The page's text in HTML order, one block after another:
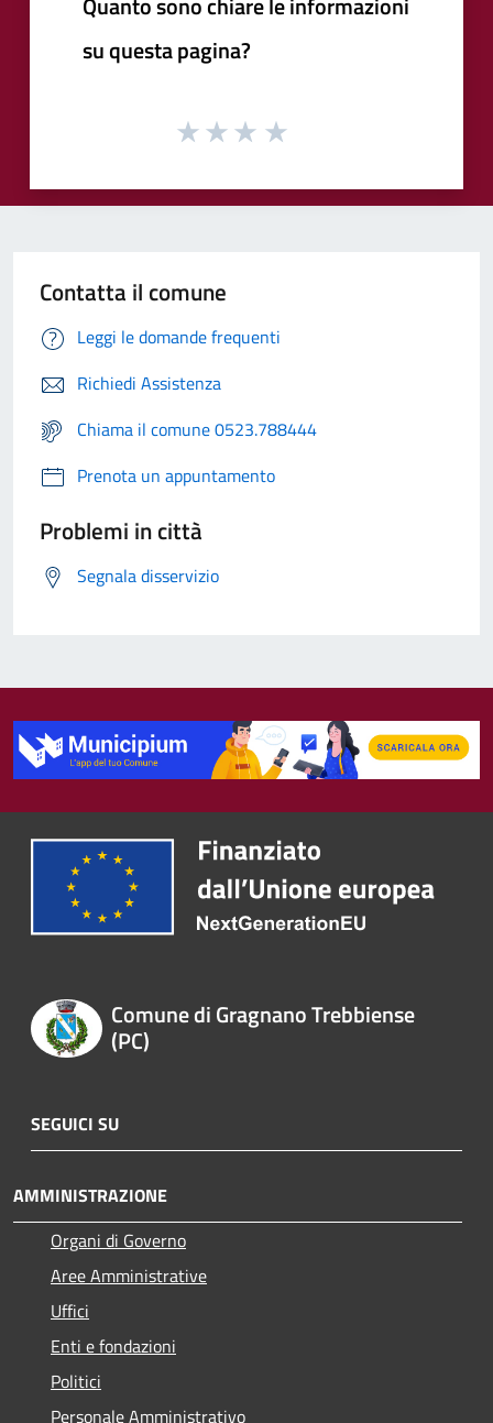
su questa pagina?
Contatta il comune
Leggi le domande frequenti
Richiedi Assistenza
Chiama il comune 0523.788444
Prenota un appuntamento
Problemi in città
Segnala disservizio
Comune di Gragnano Trebbiense
(PC)
SEGUICI SU
AMMINISTRAZIONE
Organi di Governo
Aree Amministrative
Uffici
Enti e fondazioni
Politici
Personale Amministrativo